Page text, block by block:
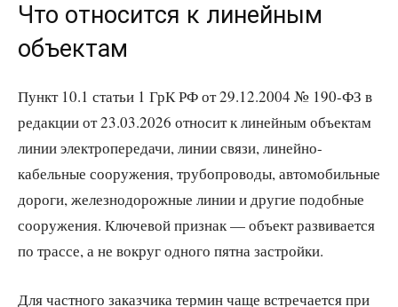
Что относится к линейным
объектам
Пункт 10.1 статьи 1 ГрК РФ от 29.12.2004 № 190-ФЗ в
редакции от 23.03.2026 относит к линейным объектам
линии электропередачи, линии связи, линейно-
кабельные сооружения, трубопроводы, автомобильные
дороги, железнодорожные линии и другие подобные
сооружения. Ключевой признак — объект развивается
по трассе, а не вокруг одного пятна застройки.
Для частного заказчика термин чаще встречается при